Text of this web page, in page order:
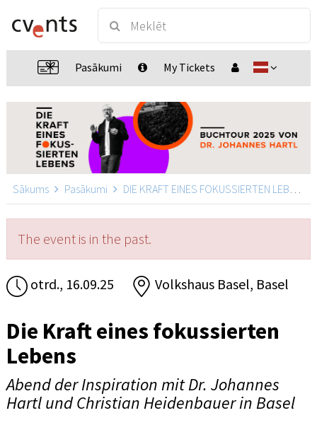
Pasākumi My Tickets
Sākums Pasākumi DIE KRAFT EINES FOKUSSIERTEN LEBENS
The event is in the past.
otrd., 16.09.25 Volkshaus Basel, Basel
Die Kraft eines fokussierten
Lebens
Abend der Inspiration mit Dr. Johannes
Hartl und Christian Heidenbauer in Basel